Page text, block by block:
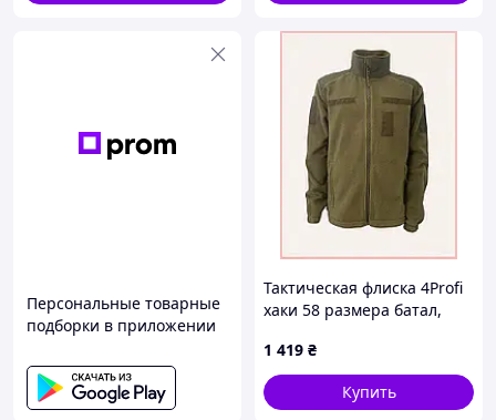
Персональные товарные
подборки в приложении
Тактическая флиска 4Profi
хаки 58 размера батал,
1 419 ₴
Купить